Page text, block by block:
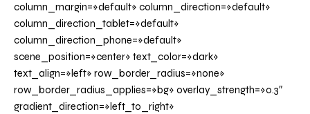
column_margin=»default» column_direction=»default»
column_direction_tablet=»default»
column_direction_phone=»default»
scene_position=»center» text_color=»dark»
text_align=»left» row_border_radius=»none»
row_border_radius_applies=»bg» overlay_strength=»0.3″
gradient_direction=»left_to_right»